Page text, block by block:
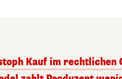
Kauf im rechtlichen